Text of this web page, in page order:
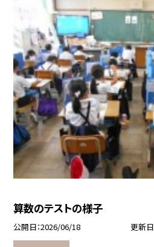
算数のテストの様子
公開日 2026/06/18 更新日